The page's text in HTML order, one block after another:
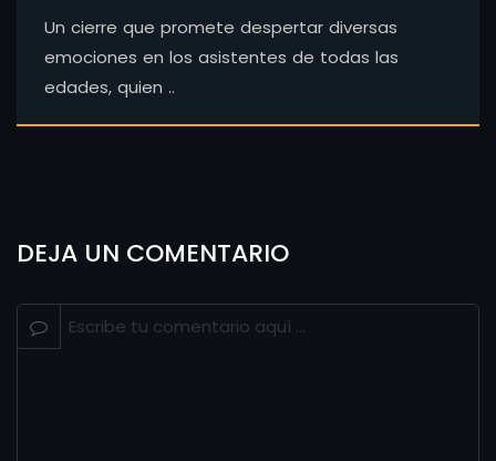
Un cierre que promete despertar diversas
emociones en los asistentes de todas las
edades, quien ..
DEJA UN COMENTARIO